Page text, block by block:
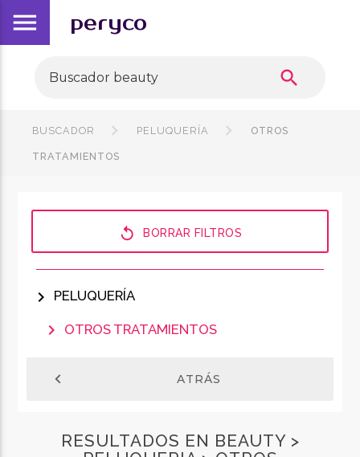
menu peryco
search
BUSCADOR PELUQUERÍA OTROS
TRATAMIENTOS
replay BORRAR FILTROS
chevron_right PELUQUERÍA
chevron_right OTROS TRATAMIENTOS
chevron_left ATRÁS
RESULTADOS EN BEAUTY >